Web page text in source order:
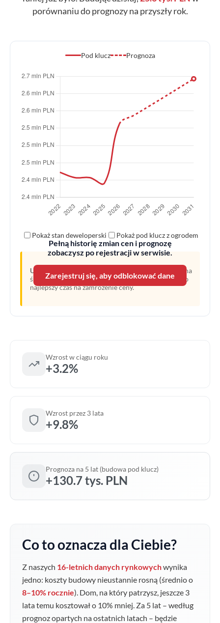
porównaniu do prognozy na przyszły rok.
Pod klucz Prognoza
Pełną historię zmian cen i prognozę
zobaczysz po rejestracji w serwisie.
Zarejestruj się, aby odblokować dane
Pokaż stan deweloperski Pokaż pod klucz z ogrodem
Uwaga:
Linia przerywana oznacza prognozę opartą na
średnim wzroście z ostatnich lat. Obecny moment to
najlepszy czas na zamrożenie ceny.
Wzrost w ciągu roku
+3.2%
Wzrost przez 3 lata
+9.8%
Prognoza na 5 lat (budowa pod klucz)
+130.7 tys. PLN
Co to oznacza dla Ciebie?
Z naszych 16-letnich danych rynkowychwynika
jedno: koszty budowy nieustannie rosną (średnio o
8–10% rocznie). Dom, na który patrzysz, jeszcze 3
lata temu kosztował o 10% mniej. Za 5 lat – według
prognoz opartych na ostatnich latach – będzie